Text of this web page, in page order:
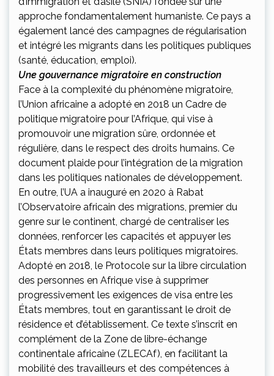
approche fondamentalement humaniste. Ce pays a
également lancé des campagnes de régularisation
et intégré les migrants dans les politiques publiques
(santé, éducation, emploi).
Une gouvernance migratoire en construction
Face à la complexité du phénomène migratoire,
l’Union africaine a adopté en 2018 un Cadre de
politique migratoire pour l’Afrique, qui vise à
promouvoir une migration sûre, ordonnée et
régulière, dans le respect des droits humains. Ce
document plaide pour l’intégration de la migration
dans les politiques nationales de développement.
En outre, l’UA a inauguré en 2020 à Rabat
l’Observatoire africain des migrations, premier du
genre sur le continent, chargé de centraliser les
données, renforcer les capacités et appuyer les
États membres dans leurs politiques migratoires.
Adopté en 2018, le Protocole sur la libre circulation
des personnes en Afrique vise à supprimer
progressivement les exigences de visa entre les
États membres, tout en garantissant le droit de
résidence et d’établissement. Ce texte s’inscrit en
complément de la Zone de libre-échange
continentale africaine (ZLECAf), en facilitant la
mobilité des travailleurs et des compétences à